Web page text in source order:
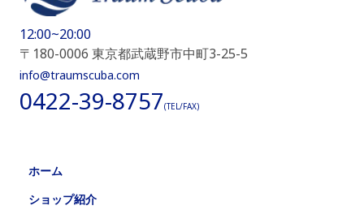
12:00~20:00
〒180-0006 東京都武蔵野市中町3-25-5
info@traumscuba.com
0422-39-8757(TEL/FAX)
ホーム
ショップ紹介